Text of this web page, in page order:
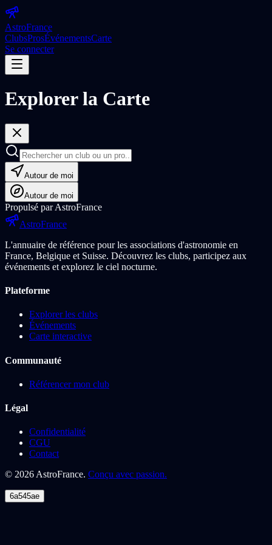
AstroFrance
ClubsProsÉvénementsCarte
Se connecter
Explorer la Carte
Autour de moi
Autour de moi
Propulsé par AstroFrance
AstroFrance
L'annuaire de référence pour les associations d'astronomie en
France, Belgique et Suisse. Découvrez les clubs, participez aux
événements et explorez le ciel nocturne.
Plateforme
Explorer les clubs
Événements
Carte interactive
Communauté
Référencer mon club
Légal
Confidentialité
CGU
Contact
© 2026AstroFrance. Conçu avec passion.
6a545ae